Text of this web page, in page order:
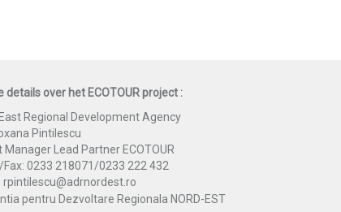
details over het ECOTOUR project :
Regional Development Agency
Pintilescu
Manager Lead Partner ECOTOUR
Fax: 0233 218071/0233 222 432
rpintilescu@adrnordest.ro